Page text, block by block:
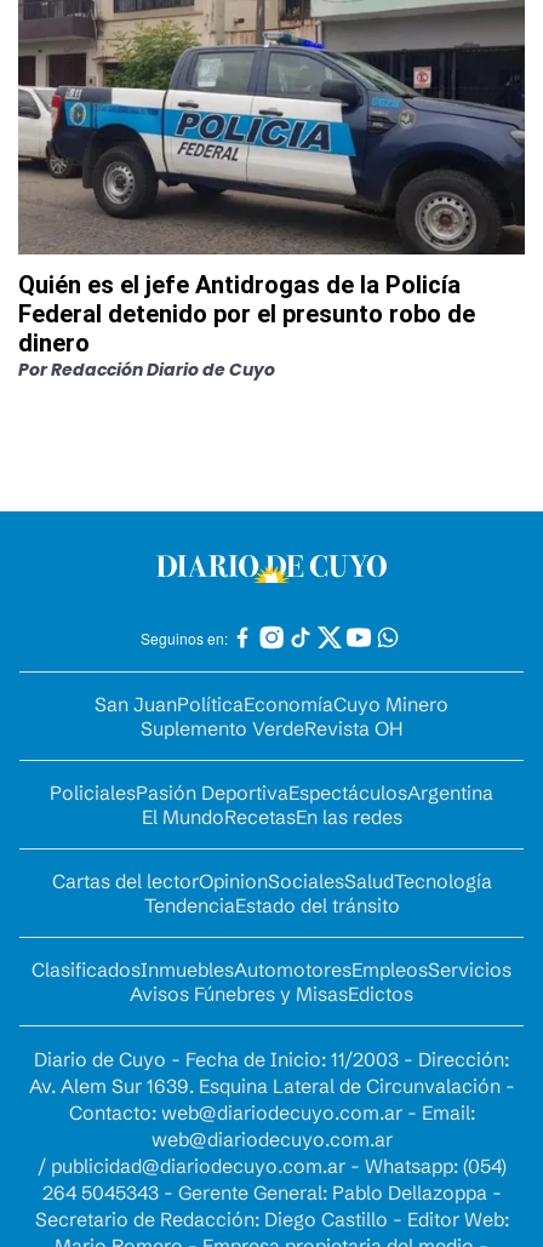
Quién es el jefe Antidrogas de la Policía
Federal detenido por el presunto robo de
dinero
PorRedacción Diario de Cuyo
Seguinos en:
San JuanPolíticaEconomíaCuyo Minero
Suplemento VerdeRevista OH
PolicialesPasión DeportivaEspectáculosArgentina
El MundoRecetasEn las redes
Cartas del lectorOpinionSocialesSaludTecnología
TendenciaEstado del tránsito
ClasificadosInmueblesAutomotoresEmpleosServicios
Avisos Fúnebres y MisasEdictos
Diario de Cuyo - Fecha de Inicio: 11/2003 - Dirección:
Av. Alem Sur 1639. Esquina Lateral de Circunvalación -
Contacto: web@diariodecuyo.com.ar- Email:
web@diariodecuyo.com.ar
/ publicidad@diariodecuyo.com.ar- Whatsapp: (054)
264 5045343 - Gerente General: Pablo Dellazoppa -
Secretario de Redacción: Diego Castillo - Editor Web: